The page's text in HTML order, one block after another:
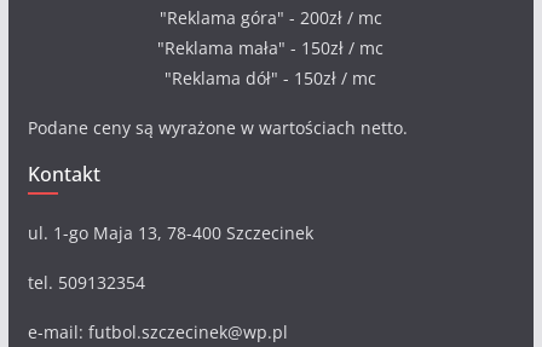
"Reklama góra" - 200zł / mc
"Reklama mała" - 150zł / mc
"Reklama dół" - 150zł / mc
Podane ceny są wyrażone w wartościach netto.
Kontakt
ul. 1-go Maja 13, 78-400 Szczecinek
tel. 509132354
e-mail: futbol.szczecinek@wp.pl